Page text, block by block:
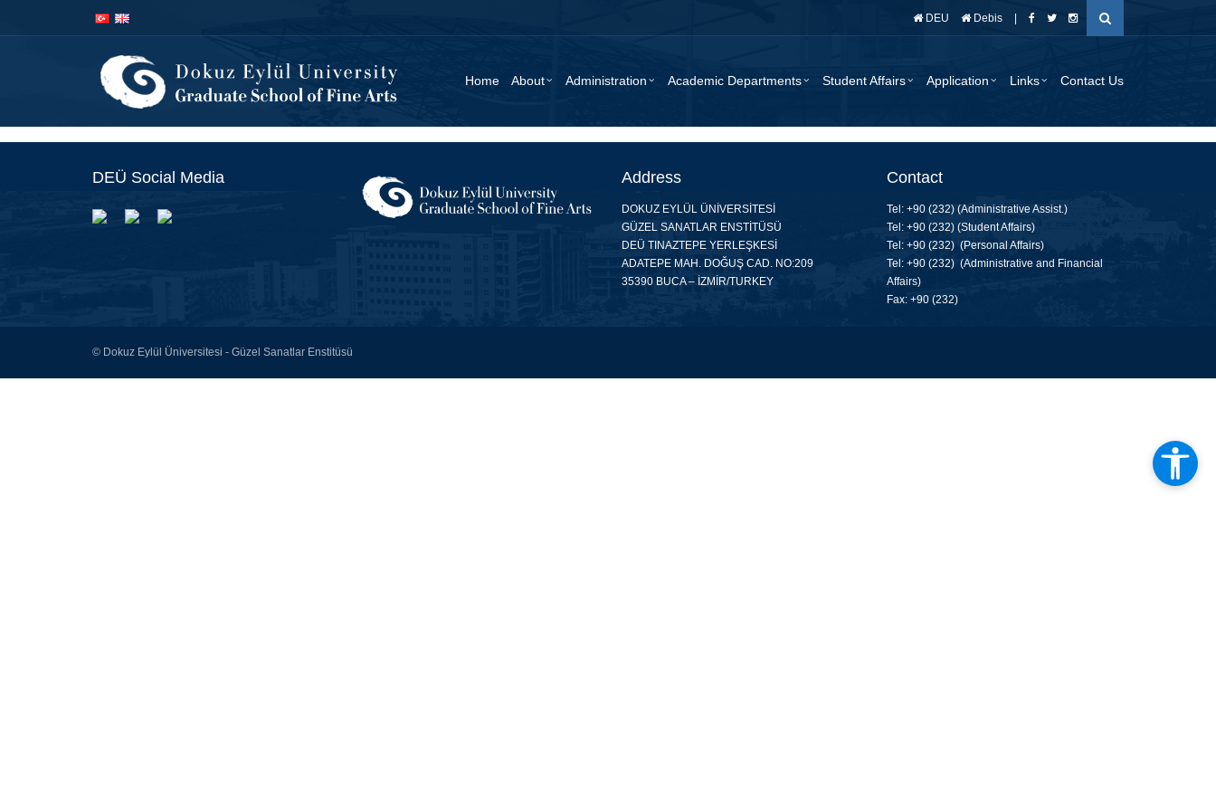
DEU Debis
Home About Administration Academic Departments Student Affairs Application Links Contact Us
DEÜ Social Media Address
DOKUZ EYLÜL ÜNİVERSİTESİ
GÜZEL SANATLAR ENSTİTÜSÜ
DEÜ TINAZTEPE YERLEŞKESİ
ADATEPE MAH. DOĞUŞ CAD. NO:209
35390 BUCA – İZMİR/TURKEY
Contact
Tel: +90 (232) (Administrative Assist.)
Tel: +90 (232) (Student Affairs)
Tel: +90 (232) (Personal Affairs)
Tel: +90 (232) (Administrative and Financial
Affairs)
Fax: +90 (232)
© Dokuz Eylül Üniversitesi - Güzel Sanatlar Enstitüsü